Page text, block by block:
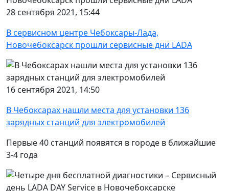
28 сентября 2021, 15:44
В сервисном центре Чебоксары-Лада,
Новочебоксарск прошли сервисные дни LADA
16 сентября 2021, 14:50
В Чебоксарах нашли места для установки 136
зарядных станций для электромобилей
Первые 40 станций появятся в городе в ближайшие
3-4 года